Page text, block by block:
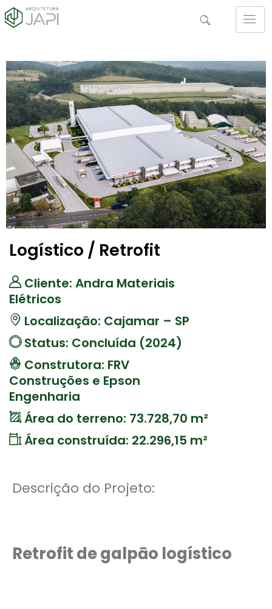
Logístico / Retrofit
Cliente: Andra Materiais
Elétricos
Localização: Cajamar – SP
Status: Concluída (2024)
Construtora: FRV
Construções e Epson
Engenharia
Área do terreno: 73.728,70 m²
Área construída: 22.296,15 m²
Descrição do Projeto:
Retrofit de galpāo logístico